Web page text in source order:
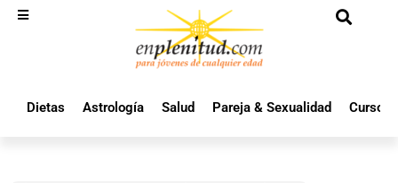
Dietas Astrología Salud Pareja & Sexualidad Cursos